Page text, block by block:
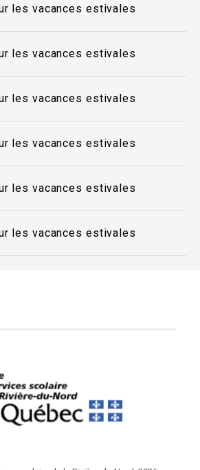
les vacances estivales
les vacances estivales
les vacances estivales
les vacances estivales
les vacances estivales
les vacances estivales